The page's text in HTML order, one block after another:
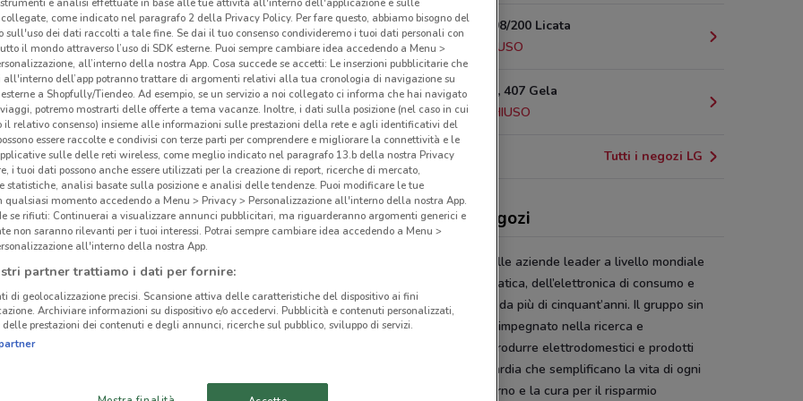
volantini nella tua zona. Riprova più tardi.
AGRIGENTO CALTANISSETTA
ENNA RAGUSA
Via Gela, 198/200 Licata
1.7 km
CHIUSO
Via Venezia, 407 Gela
26.2 km
CHIUSO
Tutti i negozi LG
LG, offerte e negozi
è una delle aziende leader a livello mondiale
nel settore dell’informatica, dell’elettronica di consumo e
degli elettrodomestici da più di cinquant’anni. Il gruppo sin
dalla sua creazione è impegnato nella ricerca e
nell’innovazione per produrre elettrodomestici e prodotti
informatici all’avanguardia che semplificano la vita di ogni
giorno. Il design moderno e la cura per il risparmio
come indicato nel paragrafo 2 della Privacy Policy. Per fare questo, abbiamo bisogno del
sull'uso dei dati raccolti a tale fine. Se dai il tuo consenso condivideremo i tuoi dati personali con
il mondo attraverso l’uso di SDK esterne. Puoi sempre cambiare idea accedendo a Menu >
all’interno della nostra App. Cosa succede se accetti: Le inserzioni pubblicitarie che
all'interno dell’app potranno trattare di argomenti relativi alla tua cronologia di navigazione su
a Shopfully/Tiendeo. Ad esempio, se un servizio a noi collegato ci informa che hai navigato
potremo mostrarti delle offerte a tema vacanze. Inoltre, i dati sulla posizione (nel caso in cui
il relativo consenso) insieme alle informazioni sulle prestazioni della rete e agli identificativi del
essere raccolte e condivisi con terze parti per comprendere e migliorare la connettività e le
sulle delle reti wireless, come meglio indicato nel paragrafo 13.b della nostra Privacy
i tuoi dati possono anche essere utilizzati per la creazione di report, ricerche di mercato,
statistiche, analisi basate sulla posizione e analisi delle tendenze. Puoi modificare le tue
qualsiasi momento accedendo a Menu > Privacy > Personalizzazione all'interno della nostra App.
se rifiuti: Continuerai a visualizzare annunci pubblicitari, ma riguarderanno argomenti generici e
non saranno rilevanti per i tuoi interessi. Potrai sempre cambiare idea accedendo a Menu >
all'interno della nostra App.
partner trattiamo i dati per fornire:
di geolocalizzazione precisi. Scansione attiva delle caratteristiche del dispositivo ai fini
Archiviare informazioni su dispositivo e/o accedervi. Pubblicità e contenuti personalizzati,
prestazioni dei contenuti e degli annunci, ricerche sul pubblico, sviluppo di servizi.